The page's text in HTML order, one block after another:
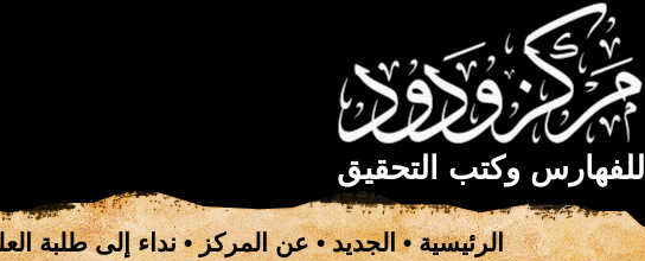
للفهارس وكتب التحقيق
الرئيسية•الجديد•عن المركز•نداء إلى طلبة